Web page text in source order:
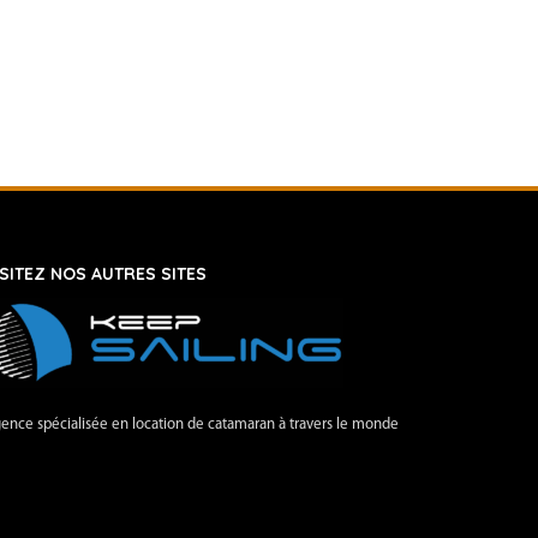
NOS AUTRES SITES
spécialisée en location de catamaran à travers le monde